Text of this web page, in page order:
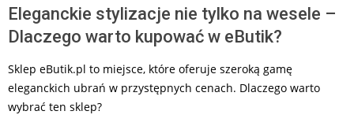
Eleganckie stylizacje nie tylko na wesele –
Dlaczego warto kupować w eButik?
Sklep eButik.pl to miejsce, które oferuje szeroką gamę
eleganckich ubrań w przystępnych cenach. Dlaczego warto
wybrać ten sklep?